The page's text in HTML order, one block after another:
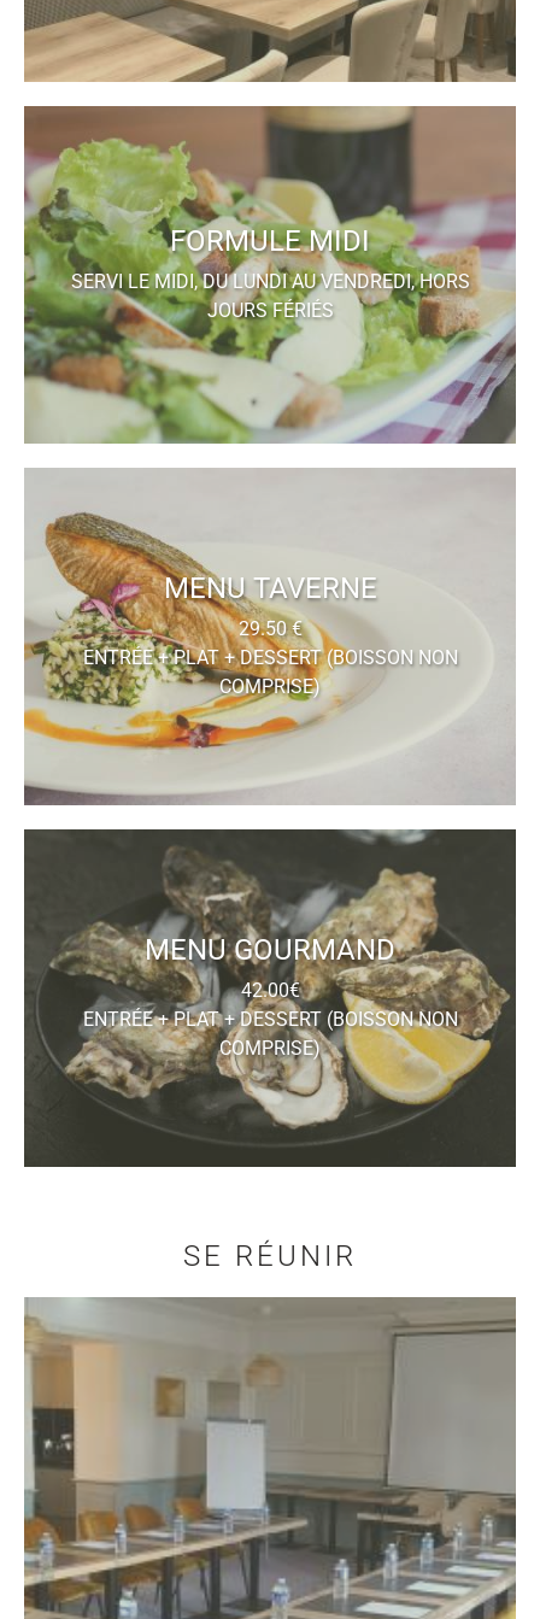
FORMULE MIDI
SERVI LE MIDI, DU LUNDI AU VENDREDI, HORS
JOURS FÉRIÉS
MENU TAVERNE
29.50 €
ENTRÉE + PLAT + DESSERT (BOISSON NON
COMPRISE)
MENU GOURMAND
42.00€
ENTRÉE + PLAT + DESSERT (BOISSON NON
COMPRISE)
SE RÉUNIR